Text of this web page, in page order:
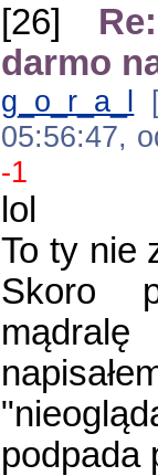
[26]
darmo
g_o_r_a_l
05:56:47,
-1
lol
To ty nie
Skoro
podpada